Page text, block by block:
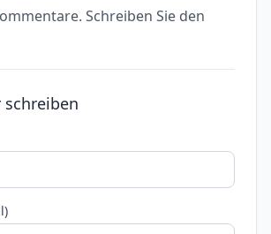
Schreiben Sie den